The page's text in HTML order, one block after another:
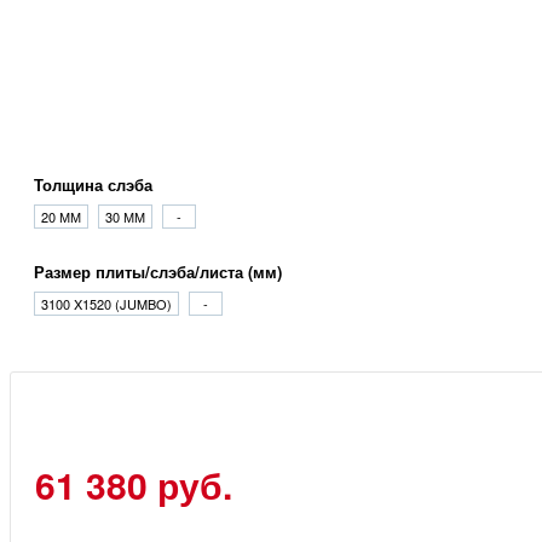
Толщина слэба
20 ММ 30 ММ -
Размер плиты/слэба/листа (мм)
3100 X1520 (JUMBO) -
61 380 руб.